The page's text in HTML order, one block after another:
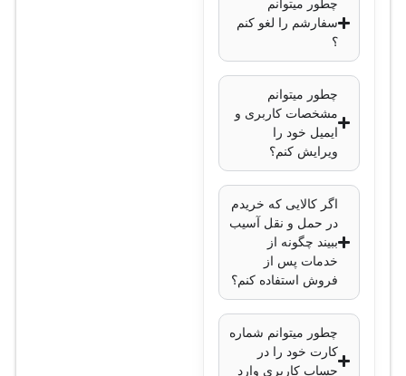
چطور میتوانم
سفارشم را لغو کنم
؟
چطور میتوانم
مشخصات کاربری و
ایمیل خود را
ویرایش کنم؟
اگر کالایی که خریدم
در حمل و نقل آسیب
ببیند چگونه از
خدمات پس از
فروش استفاده کنم؟
چطور میتوانم شماره
کارت خود را در
حساب کاربری وارد